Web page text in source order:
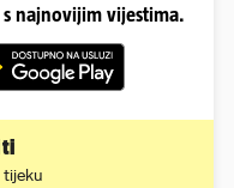
najnovijim vijestima.
tijeku